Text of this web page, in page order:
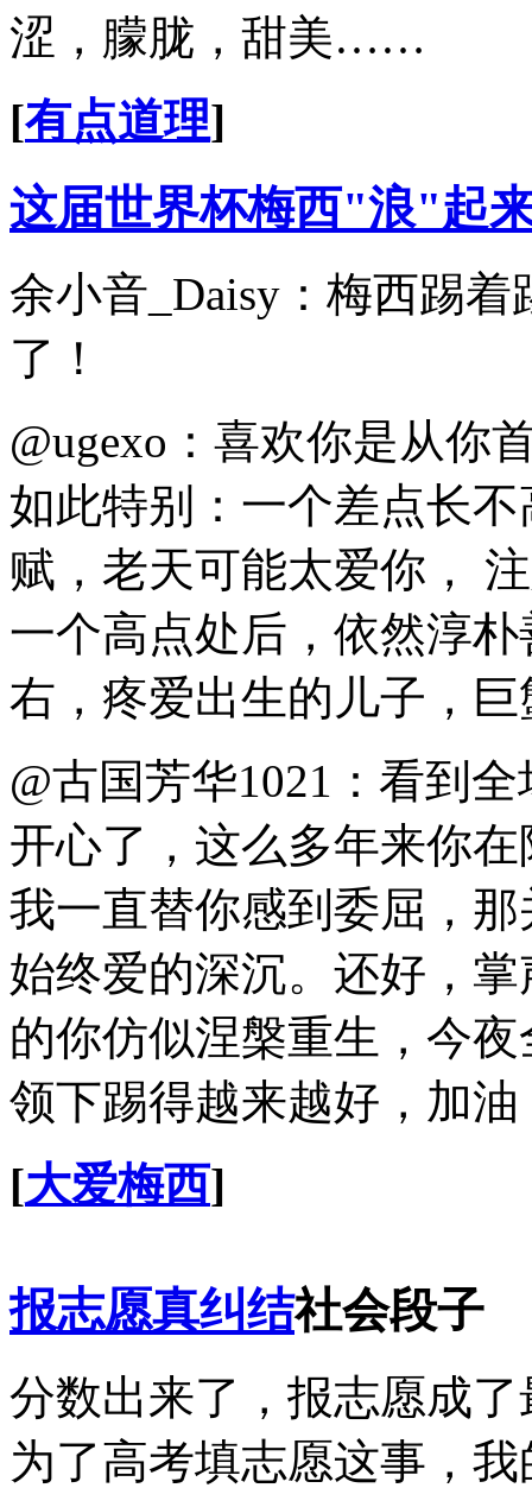
涩，朦胧，甜美……
[有点道理]
这届世界杯梅西"浪"起
余小音_Daisy：梅西踢
了！
@ugexo：喜欢你是从你
如此特别：一个差点长
赋，老天可能太爱你，
一个高点处后，依然淳
右，疼爱出生的儿子，
@古国芳华1021：看到
开心了，这么多年来你
我一直替你感到委屈，
始终爱的深沉。还好，
的你仿似涅槃重生，今
领下踢得越来越好，加
[大爱梅西]
报志愿真纠结社会段子
分数出来了，报志愿成
为了高考填志愿这事，